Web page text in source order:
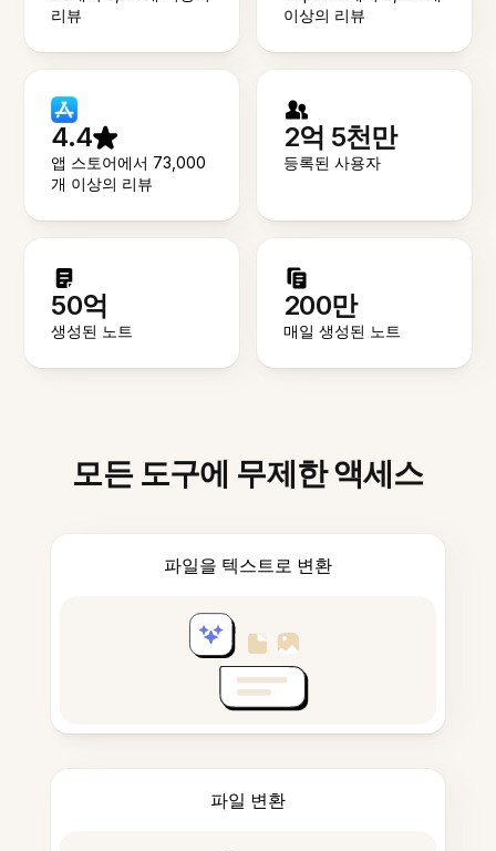
리뷰
이상의 리뷰
4.4
앱 스토어에서 73,000
개 이상의 리뷰
2억 5천만
등록된 사용자
50억
생성된 노트
200만
매일 생성된 노트
모든 도구에 무제한 액세스
파일을 텍스트로 변환
파일 변환